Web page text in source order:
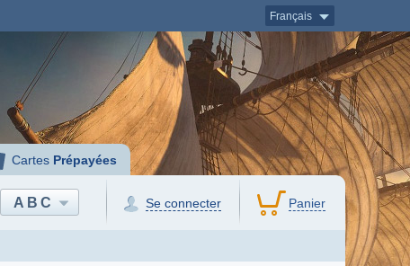
Français
Cartes Prépayées
ABC Se connecter Panier